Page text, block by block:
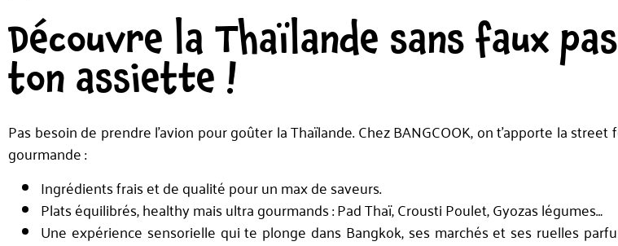
Découvre la Thaïlande sans faux
ton assiette !
Pas besoin de prendre l’avion pour goûter la Thaïlande. Chez BANGCOOK, on t’apporte la
gourmande :
Ingrédients frais et de qualité pour un max de saveurs.
Plats équilibrés, healthy mais ultra gourmands : Pad Thaï, Crousti Poulet, Gyozas légumes…
Une expérience sensorielle qui te plonge dans Bangkok, ses marchés et ses ruelles